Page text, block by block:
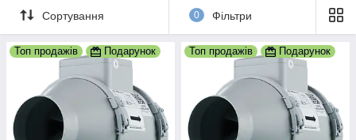
першу чергу своїм компактним розміром і високою
продуктивністю, тиском порівняно з іншими канальними
Сортування 0 Фільтри
Топ продажів Подарунок Топ продажів Подарунок